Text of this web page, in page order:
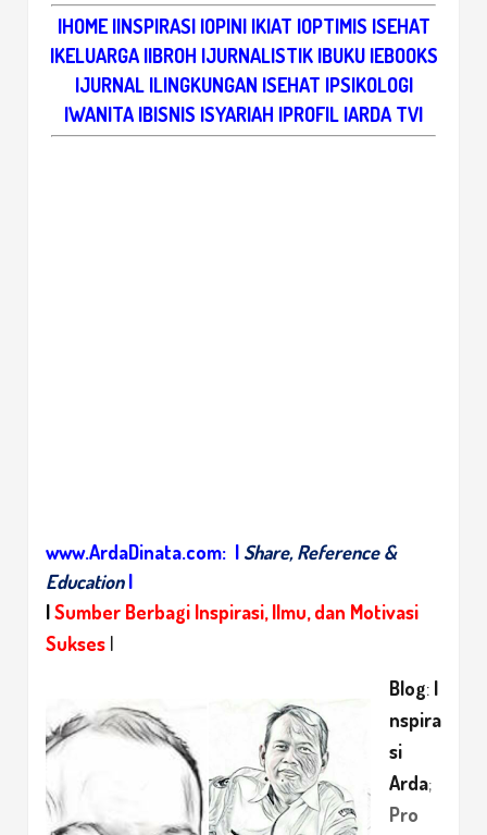
|HOME|INSPIRASI|OPINI|KIAT |OPTIMIS |SEHAT
|KELUARGA|IBROH |JURNALISTIK|BUKU|EBOOKS
|JURNAL|LINGKUNGAN |SEHAT |PSIKOLOGI
|WANITA |BISNIS |SYARIAH |PROFIL |ARDA TV|
www.ArdaDinata.com: | Share, Reference &
Education |
|Sumber Berbagi Inspirasi, Ilmu, dan Motivasi
Sukses |
Blog: I
nspira
si
Arda;
Pro